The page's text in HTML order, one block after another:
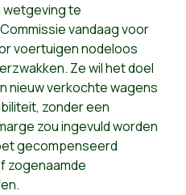
wetgeving te
vandaag voor
voertuigen nodeloos
Ze wil het doel
nieuw verkochte wagens
zonder een
zou ingevuld worden
gecompenseerd
zogenaamde